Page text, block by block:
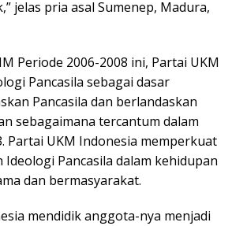
jelas pria asal Sumenep, Madura,
Periode 2006-2008 ini, Partai UKM
Pancasila sebagai dasar
Pancasila dan berlandaskan
sebagaimana tercantum dalam
Partai UKM Indonesia memperkuat
Pancasila dalam kehidupan
dan bermasyarakat.
mendidik anggota-nya menjadi